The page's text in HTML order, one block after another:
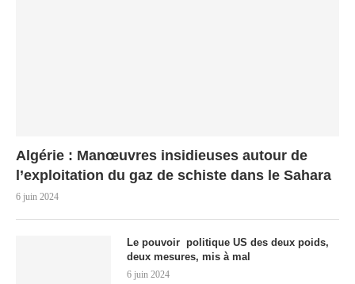
Algérie : Manœuvres insidieuses autour de
l’exploitation du gaz de schiste dans le Sahara
6 juin 2024
Le pouvoir politique US des deux poids,
deux mesures, mis à mal
6 juin 2024